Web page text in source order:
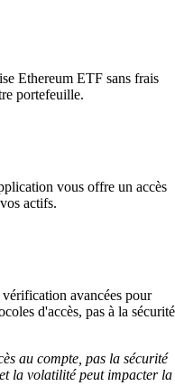
Ethereum ETF sans frais
portefeuille.
vous offre un accès
actifs.
avancées pour
d'accès, pas à la sécurité
au compte, pas la sécurité
la volatilité peut impacter la